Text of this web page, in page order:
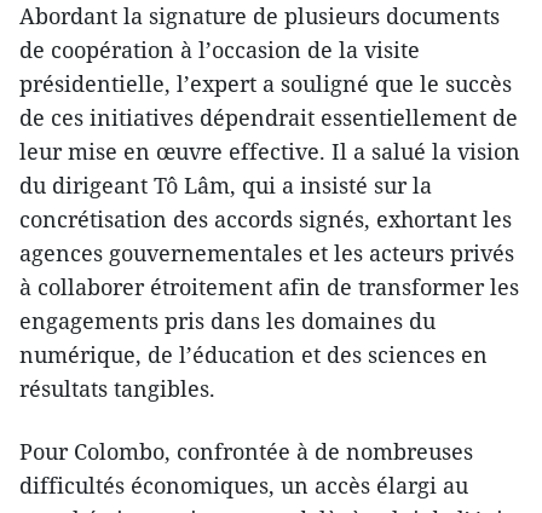
Abordant la signature de plusieurs documents
de coopération à l’occasion de la visite
présidentielle, l’expert a souligné que le succès
de ces initiatives dépendrait essentiellement de
leur mise en œuvre effective. Il a salué la vision
du dirigeant Tô Lâm, qui a insisté sur la
concrétisation des accords signés, exhortant les
agences gouvernementales et les acteurs privés
à collaborer étroitement afin de transformer les
engagements pris dans les domaines du
numérique, de l’éducation et des sciences en
résultats tangibles.
Pour Colombo, confrontée à de nombreuses
difficultés économiques, un accès élargi au